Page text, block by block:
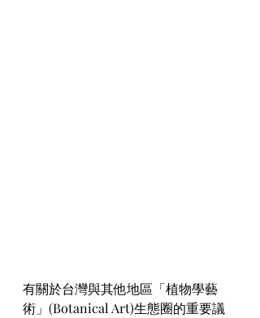
有關於台灣與其他地區「植物學藝
術」(Botanical Art)生態圈的重要議